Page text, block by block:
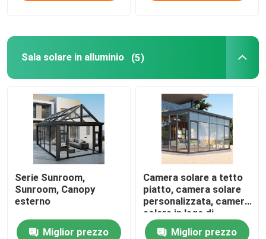
Sala solare in alluminio (5)
Serie Sunroom,
Sunroom, Canopy
esterno
Miglior prezzo
Camera solare a tetto
piatto, camera solare
personalizzata, camera
solare in lega di
alluminio
Miglior prezzo